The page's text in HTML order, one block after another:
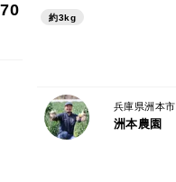
約3kg
兵庫県洲本市
洲本農園